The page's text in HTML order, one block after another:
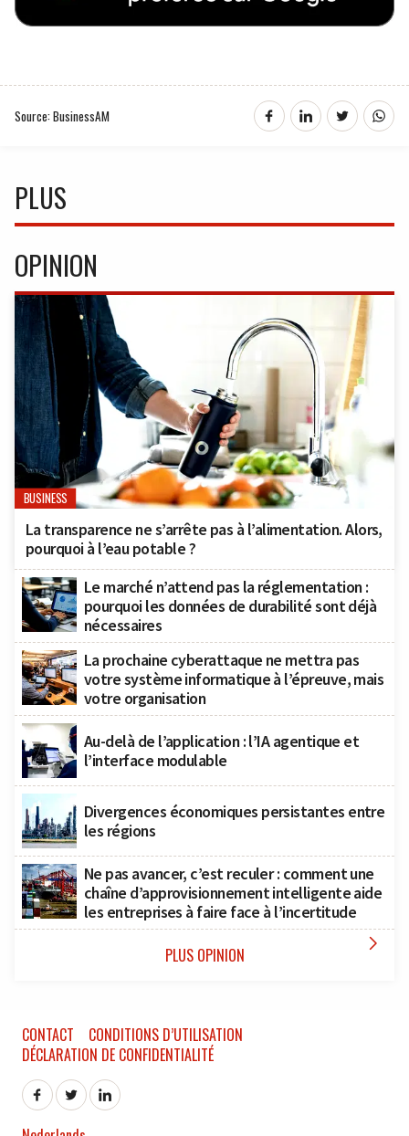
Source: BusinessAM
PLUS
OPINION
BUSINESS
La transparence ne s’arrête pas à l’alimentation. Alors,
pourquoi à l’eau potable ?
Le marché n’attend pas la réglementation :
pourquoi les données de durabilité sont déjà
nécessaires
La prochaine cyberattaque ne mettra pas
votre système informatique à l’épreuve, mais
votre organisation
Au-delà de l’application : l’IA agentique et
l’interface modulable
Divergences économiques persistantes entre
les régions
Ne pas avancer, c’est reculer : comment une
chaîne d’approvisionnement intelligente aide
les entreprises à faire face à l’incertitude
PLUS OPINION 
CONTACT
CONDITIONS D’UTILISATION
DÉCLARATION DE CONFIDENTIALITÉ